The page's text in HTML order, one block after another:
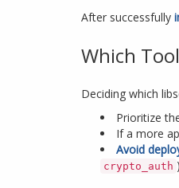
After successfully
Which
Deciding which
Prioritize
If a more
Avoid
crypto_auth